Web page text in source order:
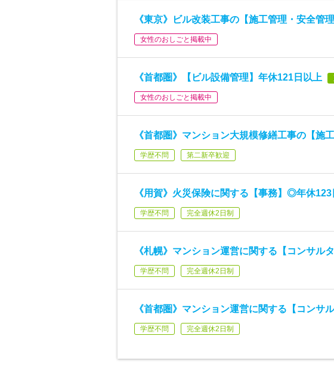
《東京》ビル改装工事の【施工管理・安全管
女性のおしごと掲載中
《首都圏》【ビル設備管理】年休121日以上
女性のおしごと掲載中
《首都圏》マンション大規模修繕工事の【施
学歴不問 第二新卒歓迎
《用賀》火災保険に関する【事務】◎年休123
学歴不問 完全週休2日制
《札幌》マンション運営に関する【コンサル
学歴不問 完全週休2日制
《首都圏》マンション運営に関する【コンサ
学歴不問 完全週休2日制